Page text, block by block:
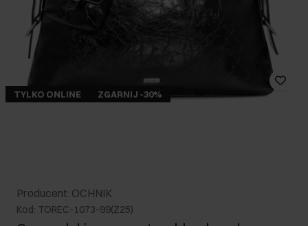
TYLKO ONLINE ZGARNIJ -30%
Producent: OCHNIK
Kod: TOREC-1073-99(Z25)